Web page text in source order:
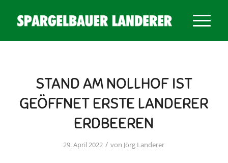
STAND AM NOLLHOF IST
GEÖFFNET ERSTE LANDERER
ERDBEEREN
29. April 2022 / von Jörg Landerer